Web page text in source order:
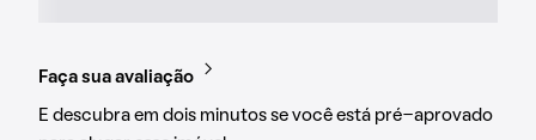
Faça sua avaliação
E descubra em dois minutos se você está pré-aprovado